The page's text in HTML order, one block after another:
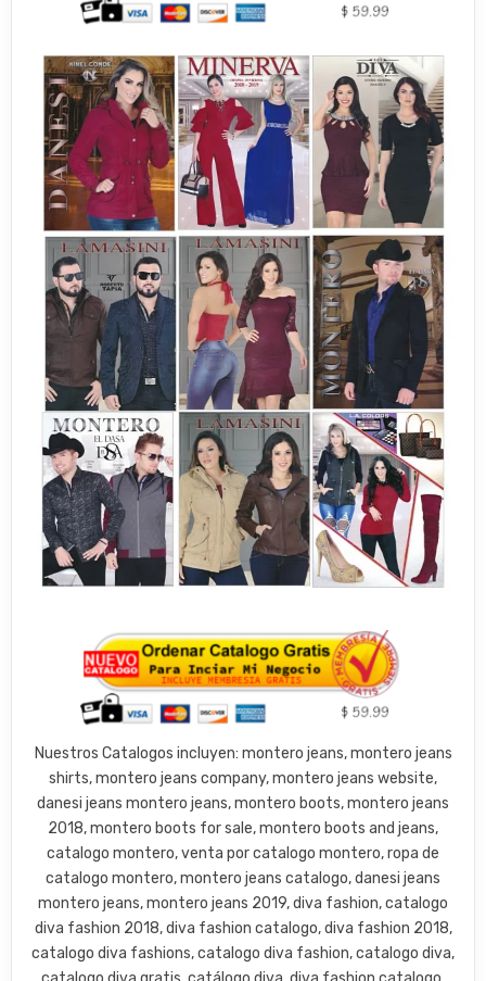
Nuestros Catalogos incluyen: montero jeans, montero jeans
shirts, montero jeans company, montero jeans website,
danesi jeans montero jeans, montero boots, montero jeans
2018, montero boots for sale, montero boots and jeans,
catalogo montero, venta por catalogo montero, ropa de
catalogo montero, montero jeans catalogo, danesi jeans
montero jeans, montero jeans 2019, diva fashion, catalogo
diva fashion 2018, diva fashion catalogo, diva fashion 2018,
catalogo diva fashions, catalogo diva fashion, catalogo diva,